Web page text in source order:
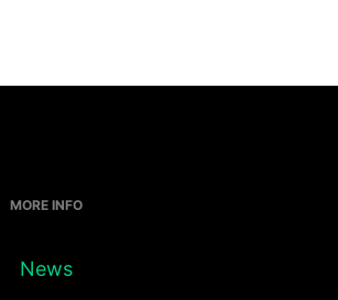
MORE INFO
News